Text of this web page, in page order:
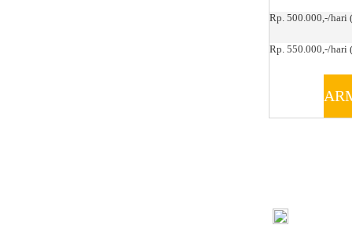
Rp. 500.000,-/hari
Rp. 550.000,-/hari